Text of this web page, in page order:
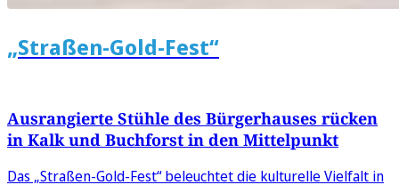
„Straßen-Gold-Fest“
Ausrangierte Stühle des Bürgerhauses rücken
in Kalk und Buchforst in den Mittelpunkt
Das „Straßen-Gold-Fest“ beleuchtet die kulturelle Vielfalt in